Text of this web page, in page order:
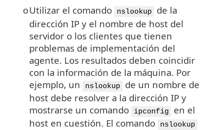
oUtilizar el comando nslookup
de la
dirección IP y el nombre de host del
servidor o los clientes que tienen
problemas de implementación del
agente. Los resultados deben coincidir
con la información de la máquina. Por
ejemplo, un
nslookup
de un nombre de
host debe resolver a la dirección IP y
mostrarse un comando
ipconfig
en el
host en cuestión. El comando
nslookup